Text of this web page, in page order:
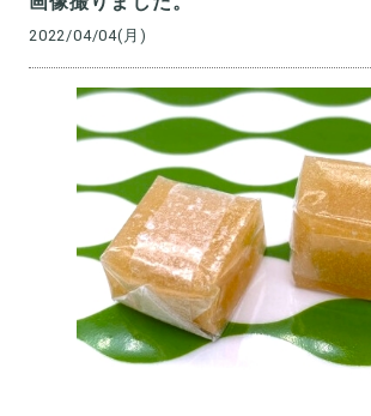
2022/04/04(月)